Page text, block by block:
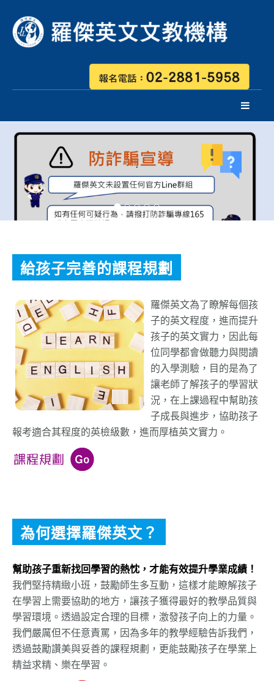
.
給孩子完善的課程規劃
羅傑英文為了瞭解每個孩
子的英文程度，進而提升
孩子的英文實力，因此每
位同學都會做聽力與閱讀
的入學測驗，目的是為了
讓老師了解孩子的學習狀
況，在上課過程中幫助孩
子成長與進步，協助孩子
報考適合其程度的英檢級數，進而厚植英文實力。
為何選擇羅傑英文？
幫助孩子重新找回學習的熱忱，才能有效提升學業成績！
我們堅持精緻小班，鼓勵師生多互動，這樣才能瞭解孩子
在學習上需要協助的地方，讓孩子獲得最好的教學品質與
學習環境。透過設定合理的目標，激發孩子向上的力量。
我們嚴厲但不任意責罵，因為多年的教學經驗告訴我們，
透過鼓勵讚美與妥善的課程規劃，更能鼓勵孩子在學業上
精益求精、樂在學習。